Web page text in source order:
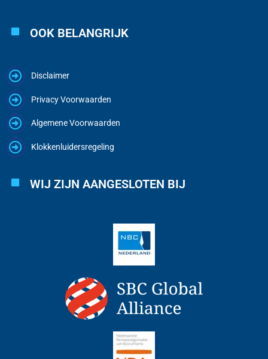
OOK BELANGRIJK
Disclaimer
Privacy Voorwaarden
Algemene Voorwaarden
Klokkenluidersregeling
WIJ ZIJN AANGESLOTEN BIJ